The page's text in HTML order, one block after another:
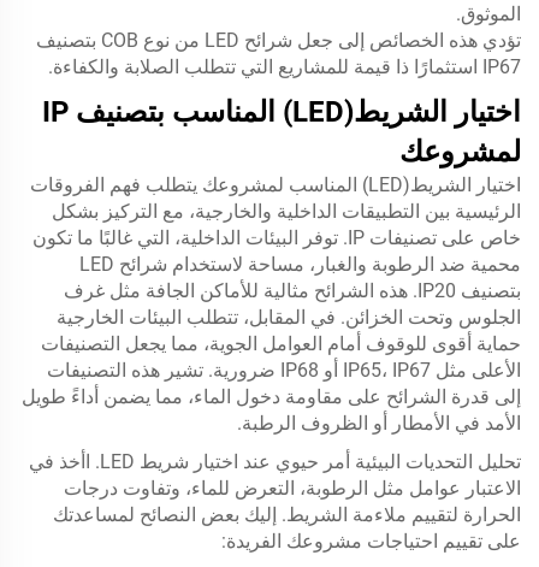
الموثوق.
تؤدي هذه الخصائص إلى جعل شرائح LED من نوع COB بتصنيف
IP67 استثمارًا ذا قيمة للمشاريع التي تتطلب الصلابة والكفاءة.
اختيار الشريط(LED) المناسب بتصنيف IP
لمشروعك
اختيار الشريط(LED) المناسب لمشروعك يتطلب فهم الفروقات
الرئيسية بين التطبيقات الداخلية والخارجية، مع التركيز بشكل
خاص على تصنيفات IP. توفر البيئات الداخلية، التي غالبًا ما تكون
محمية ضد الرطوبة والغبار، مساحة لاستخدام شرائح LED
بتصنيف IP20. هذه الشرائح مثالية للأماكن الجافة مثل غرف
الجلوس وتحت الخزائن. في المقابل، تتطلب البيئات الخارجية
حماية أقوى للوقوف أمام العوامل الجوية، مما يجعل التصنيفات
الأعلى مثل IP65، IP67 أو IP68 ضرورية. تشير هذه التصنيفات
إلى قدرة الشرائح على مقاومة دخول الماء، مما يضمن أداءً طويل
الأمد في الأمطار أو الظروف الرطبة.
تحليل التحديات البيئية أمر حيوي عند اختيار شريط LED. اأخذ في
الاعتبار عوامل مثل الرطوبة، التعرض للماء، وتفاوت درجات
الحرارة لتقييم ملاءمة الشريط. إليك بعض النصائح لمساعدتك
على تقييم احتياجات مشروعك الفريدة: